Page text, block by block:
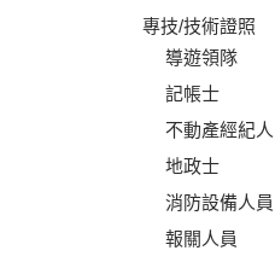
專技/技術證照
導遊領隊
記帳士
不動產經紀人
地政士
消防設備人員
報關人員